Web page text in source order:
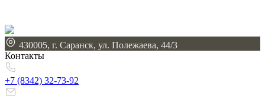
430005, г. Саранск, ул. Полежаева, 44/3
Контакты
+7 (8342) 32-73-92